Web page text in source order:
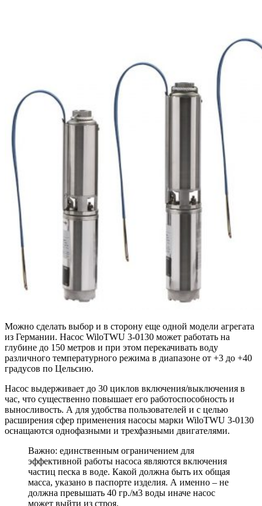
Можно сделать выбор и в сторону еще одной модели агрегата
из Германии. Насос WiloTWU 3-0130 может работать на
глубине до 150 метров и при этом перекачивать воду
различного температурного режима в диапазоне от +3 до +40
градусов по Цельсию.
Насос выдерживает до 30 циклов включения/выключения в
час, что существенно повышает его работоспособность и
выносливость. А для удобства пользователей и с целью
расширения сфер применения насосы марки WiloTWU 3-0130
оснащаются однофазными и трехфазными двигателями.
Важно: единственным ограничением для
эффективной работы насоса являются включения
частиц песка в воде. Какой должна быть их общая
масса, указано в паспорте изделия. А именно – не
должна превышать 40 гр./м3 воды иначе насос
может выйти из строя.